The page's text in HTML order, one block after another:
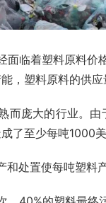
面临着塑料原料
，塑料原料的供
而庞大的行业。
了至少每吨1000
和处置使每吨塑料